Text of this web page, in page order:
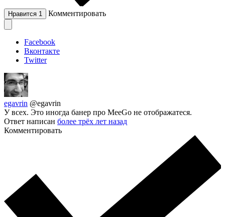
Нравится 1 Комментировать
Facebook
Вконтакте
Twitter
egavrin @egavrin
У всех. Это иногда банер про MeeGo не отображатеся.
Ответ написан более трёх лет назад
Комментировать